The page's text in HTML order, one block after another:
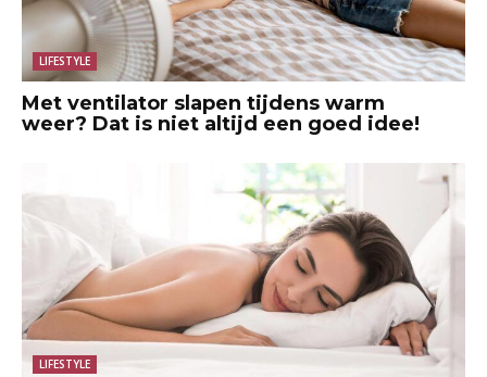
LIFESTYLE
Met ventilator slapen tijdens warm
weer? Dat is niet altijd een goed idee!
LIFESTYLE